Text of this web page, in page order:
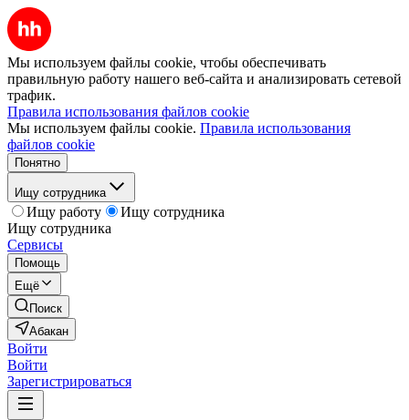
Мы используем файлы cookie, чтобы обеспечивать
правильную работу нашего веб-сайта и анализировать сетевой
трафик.
Правила использования файлов cookie
Мы используем файлы cookie. Правила использования
файлов cookie
Понятно
Ищу сотрудника
Ищу работу
Ищу сотрудника
Ищу сотрудника
Сервисы
Помощь
Ещё
Поиск
Абакан
Войти
Войти
Зарегистрироваться